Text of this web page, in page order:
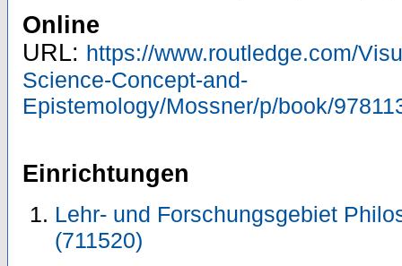
Online
URL: https://www.routledge.com/
Science-Concept-and-
Epistemology/Mossner/p/book/
Einrichtungen
Lehr- und Forschungsgebiet
(711520)